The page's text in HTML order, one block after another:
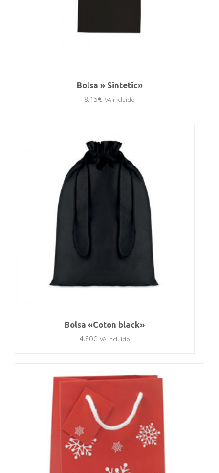
Bolsa » Sintetic»
8.15€ IVA incluido
Bolsa «Coton black»
4.80€ IVA incluido